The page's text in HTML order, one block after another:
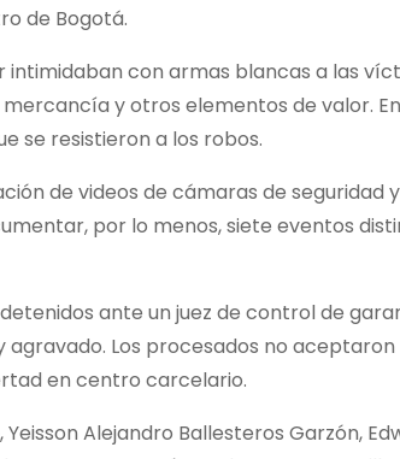
de Bogotá.
con armas blancas a las
y otros elementos de valor.
se resistieron a los robos.
de videos de cámaras de seguridad
por lo menos, siete eventos
ante un juez de control de
Los procesados no
en centro carcelario.
Alejandro Ballesteros Garzón,